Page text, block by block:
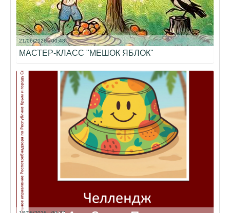
21/06/2026 - 00:48
МАСТЕР-КЛАСС "МЕШОК ЯБЛОК"